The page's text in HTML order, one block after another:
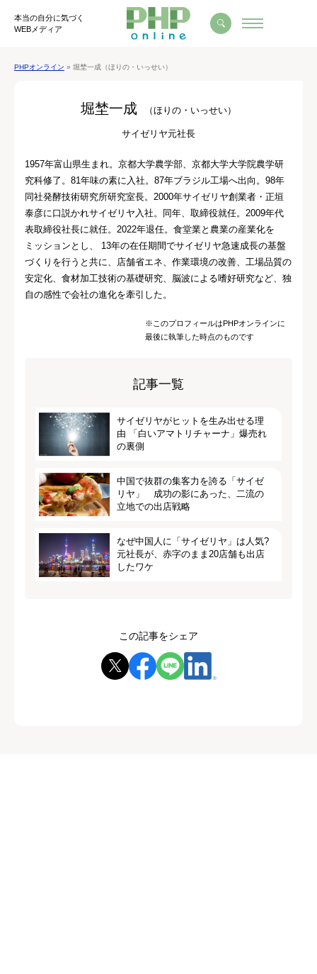
本当の自分に気づく
WEBメディア
PHPオンライン » 堀埜一成（ほりの・いっせい）
堀埜一成 （ほりの・いっせい）
サイゼリヤ元社長
1957年富山県生まれ。京都大学農学部、京都大学大学院農学研
究科修了。81年味の素に入社。87年ブラジル工場へ出向。98年
同社発酵技術研究所研究室長。2000年サイゼリヤ創業者・正垣
泰彦に口説かれサイゼリヤ入社。同年、取締役就任。2009年代
表取締役社長に就任。2022年退任。食堂業と農業の産業化を
ミッションとし、 13年の在任期間でサイゼリヤ急速成長の基盤
づくりを行うと共に、店舗省エネ、作業環境の改善、工場品質の
安定化、食材加工技術の基礎研究、脳波による嗜好研究など、独
自の感性で会社の進化を牽引した。
※このプロフィールはPHPオンラインに
最後に執筆した時点のものです
記事一覧
サイゼリヤがヒットを生み出せる理
由 「白いアマトリチャーナ」爆売れ
の裏側
中国で抜群の集客力を誇る「サイゼ
リヤ」 成功の影にあった、二流の
立地での出店戦略
なぜ中国人に「サイゼリヤ」は人気?
元社長が、赤字のまま20店舗も出店
したワケ
この記事をシェア